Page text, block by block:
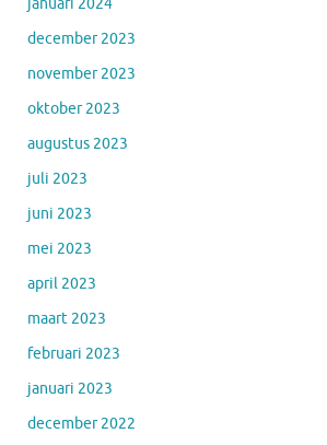
december 2023
november 2023
oktober 2023
augustus 2023
juli 2023
juni 2023
mei 2023
april 2023
maart 2023
februari 2023
januari 2023
december 2022